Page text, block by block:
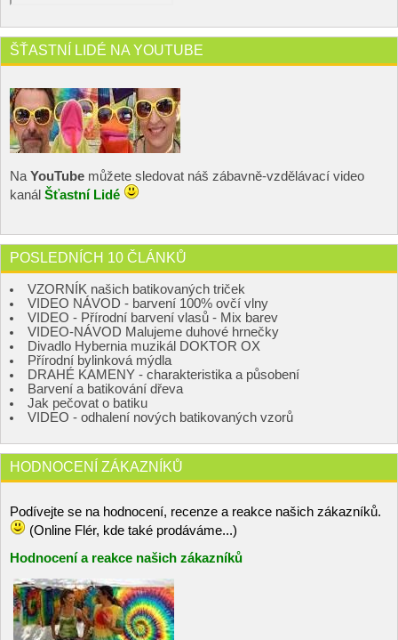
ŠŤASTNÍ LIDÉ NA YOUTUBE
NaYouTube můžete sledovat náš zábavně-vzdělávací video
kanál Šťastní Lidé
POSLEDNÍCH 10 ČLÁNKŮ
VZORNÍK našich batikovaných triček
VIDEO NÁVOD - barvení 100% ovčí vlny
VIDEO - Přírodní barvení vlasů - Mix barev
VIDEO-NÁVOD Malujeme duhové hrnečky
Divadlo Hybernia muzikál DOKTOR OX
Přírodní bylinková mýdla
DRAHÉ KAMENY - charakteristika a působení
Barvení a batikování dřeva
Jak pečovat o batiku
VIDEO - odhalení nových batikovaných vzorů
HODNOCENÍ ZÁKAZNÍKŮ
Podívejte se na hodnocení, recenze a reakce našich zákazníků.
(Online Flér, kde také prodáváme...)
Hodnocení a reakce našich zákazníků